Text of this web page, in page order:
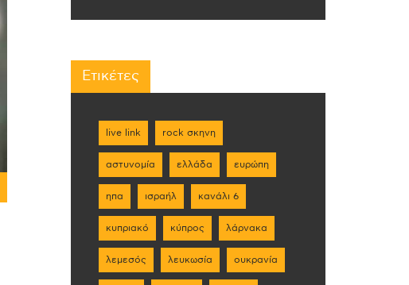
Ετικέτες
live link rock σκηνη
αστυνομία ελλάδα ευρώπη
ηπα ισραήλ κανάλι 6
κυπριακό κύπρος λάρνακα
λεμεσός λευκωσία ουκρανία